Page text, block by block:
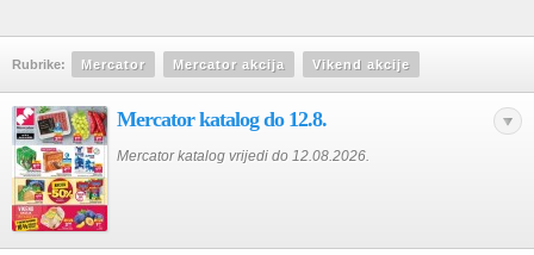
Rubrike: Mercator Mercator akcija Vikend akcije
Mercator katalog do 12.8.
Mercator katalog vrijedi do 12.08.2026.